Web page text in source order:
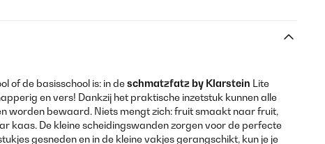
of de basisschool is: in deschmatzfatz by Klarstein Lite
en vers! Dankzij het praktische inzetstuk kunnen alle
worden bewaard. Niets mengt zich: fruit smaakt naar fruit,
kaas. De kleine scheidingswanden zorgen voor de perfecte
gesneden en in de kleine vakjes gerangschikt, kun je je